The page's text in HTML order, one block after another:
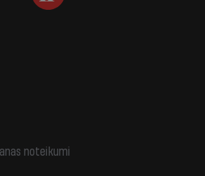
noteikumi